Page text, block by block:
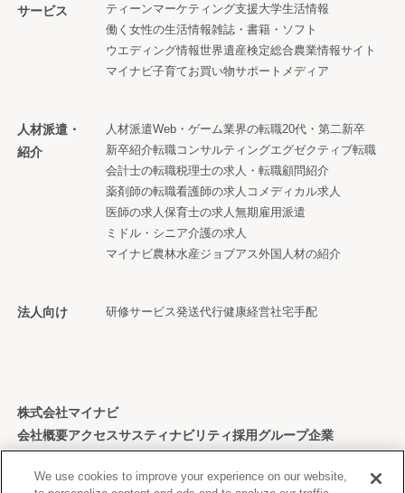
サービス
ティーンマーケティング支援大学生活情報
働く女性の生活情報雑誌・書籍・ソフト
ウエディング情報世界遺産検定総合農業情報サイト
マイナビ子育てお買い物サポートメディア
人材派遣・
紹介
人材派遣Web・ゲーム業界の転職20代・第二新卒
新卒紹介転職コンサルティングエグゼクティブ転職
会計士の転職税理士の求人・転職顧問紹介
薬剤師の転職看護師の求人 コメディカル求人
医師の求人 保育士の求人 無期雇用派遣
ミドル・シニア介護の求人
マイナビ農林水産ジョブアス外国人材の紹介
法人向け 研修サービス発送代行健康経営社宅手配
株式会社マイナビ
会社概要アクセスサスティナビリティ採用グループ企業
We use cookies to improve your experience on our website,